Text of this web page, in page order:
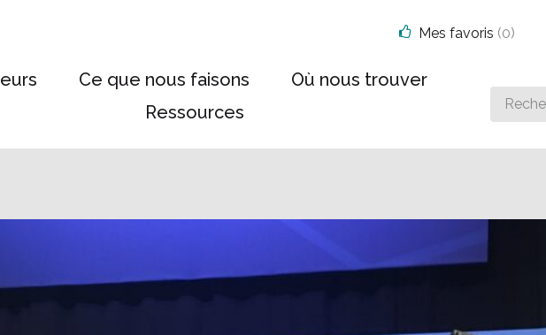
Ce que nous faisons
Où nous trouver
Ressources
Search
for
Mes favoris (0)